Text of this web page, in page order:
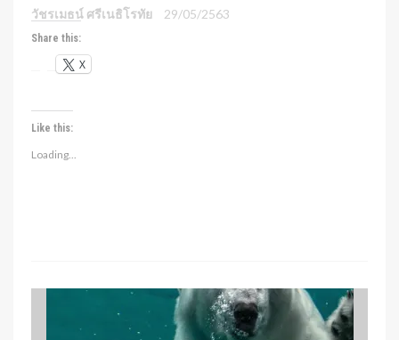
วัชรเมธน์ ศรีเนธิโรทัย 29/05/2563
Share this:
X
Like this:
Loading...